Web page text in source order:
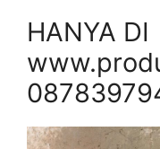
HANYA DI